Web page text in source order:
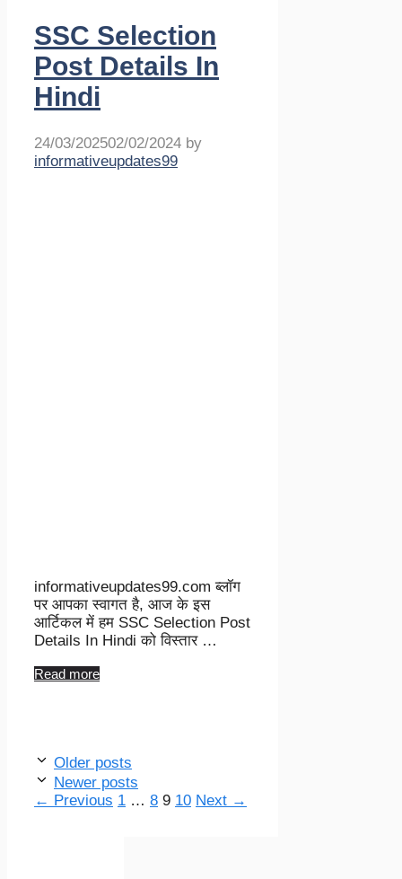
SSC Selection
Post Details In
Hindi
24/03/202502/02/2024 by
informativeupdates99
informativeupdates99.com ब्लॉग
पर आपका स्वागत है, आज के इस
आर्टिकल में हम SSC Selection Post
Details In Hindi को विस्तार …
Read more
Older posts
Newer posts
← Previous Page
1 … Page
8 Page
9 Page
10 Next →